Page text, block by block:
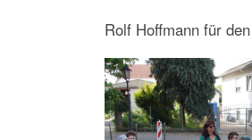
Rolf Hoffmann für